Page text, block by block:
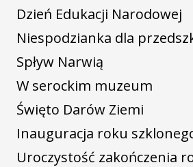
Dzień Edukacji Narodowej
Niespodzianka dla
Spływ Narwią
W serockim muzeum
Święto Darów Ziemi
Inauguracja roku
Uroczystość zakończenia